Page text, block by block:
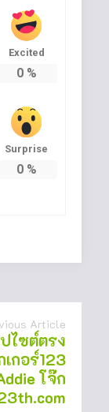
Excited
0%
Surprise
0%
Article
ไซต์ตรง
กอร์123
โจ๊ก